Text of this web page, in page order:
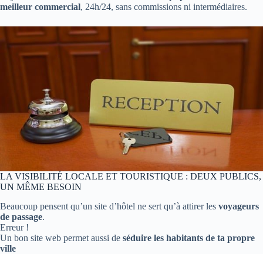
meilleur commercial, 24h/24, sans commissions ni intermédiaires.
LA VISIBILITÉ LOCALE ET TOURISTIQUE : DEUX PUBLICS,
UN MÊME BESOIN
Beaucoup pensent qu’un site d’hôtel ne sert qu’à attirer les voyageurs
de passage.
Erreur !
Un bon site web permet aussi de séduire les habitants de ta propre
ville